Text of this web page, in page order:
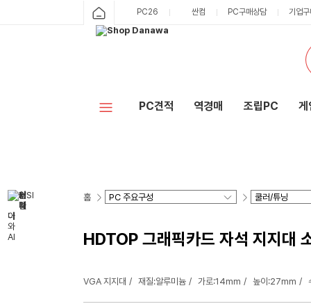
PC26 싼컴 PC구매상담 기업
PC견적 역경매 조립PC 게
홈
HDTOP 그래픽카드 자석 지지대
VGA 지지대 재질:알루미늄 가로:14mm 높이:27mm